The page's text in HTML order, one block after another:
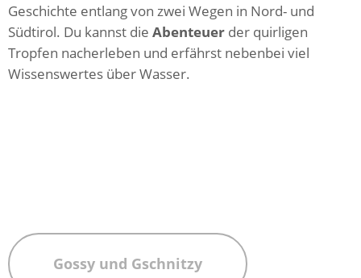
Geschichte entlang von zwei Wegen in Nord- und
Südtirol. Du kannst die Abenteuer der quirligen
Tropfen nacherleben und erfährst nebenbei viel
Wissenswertes über Wasser.
Gossy und Gschnitzy